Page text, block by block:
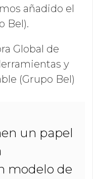
añadido el
Bel).
Global de
y
(Grupo Bel)
un papel
modelo de